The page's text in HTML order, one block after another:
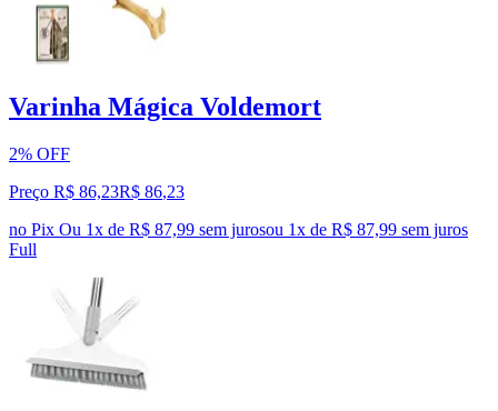
Varinha Mágica Voldemort
2% OFF
Preço R$ 86,23R$ 86,23
no Pix Ou 1x de R$ 87,99 sem jurosou 1x de R$ 87,99 sem juros
Full